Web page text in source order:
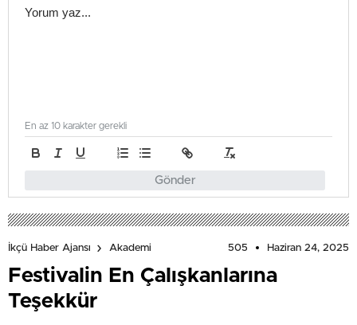
Gönder
En az 10 karakter gerekli
İkçü Haber Ajansı Akademi 505 Haziran 24, 2025
Festivalin En Çalışkanlarına
Teşekkür